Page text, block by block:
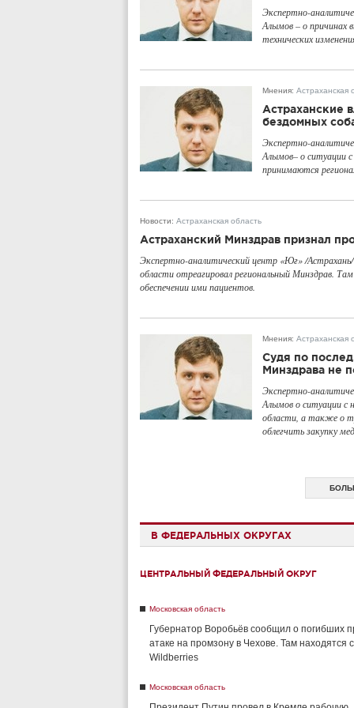
Экспертно-
Алымов – о причинах
технических
Мнения: Астраханская
Астраханские
бездомных
Экспертно-
Алымов– о ситуации
принимаются
Новости: Астраханская область
Астраханский Минздрав признал
Экспертно-аналитический центр «Юг» /
области отреагировал региональный Минздрав.
обеспечении ими пациентов.
Мнения: Астраханская
Судя по
Минздрава не
Экспертно-
Алымов о ситуации с
области, а также о
облегчить закупку
В ФЕДЕРАЛЬНЫХ ОКРУГАХ
ЦЕНТРАЛЬНЫЙ ФЕДЕРАЛЬНЫЙ ОКРУГ
Московская область
Губернатор Воробьёв сообщил о погибших
атаке на промзону в Чехове. Там находятся
Wildberries
Московская область